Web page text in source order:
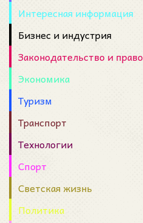
Интересная информация
Бизнес и индустрия
Законодательство и право
Экономика
Туризм
Транспорт
Технологии
Спорт
Светская жизнь
Политика